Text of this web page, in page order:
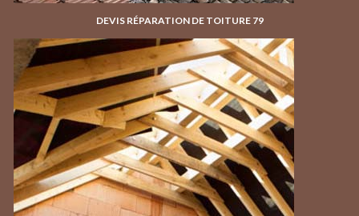
DEVIS RÉPARATION DE TOITURE 79